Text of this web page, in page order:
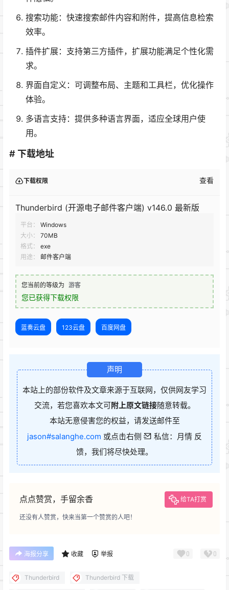
搜索功能：快速搜索邮件内容和附件，提高信息检索
效率。
插件扩展：支持第三方插件，扩展功能满足个性化需
求。
界面自定义：可调整布局、主题和工具栏，优化操作
体验。
多语言支持：提供多种语言界面，适应全球用户使
用。
# 下载地址
下载权限 查看
Thunderbird (开源电子邮件客户端) v146.0 最新版
平台：
Windows
大小：
70MB
格式：
exe
用途：
邮件客户端
您当前的等级为 游客
您已获得下载权限
蓝奏云盘 123云盘 百度网盘
声明
本站上的部份软件及文章来源于互联网，仅供网友学习
交流，若您喜欢本文可附上原文链接随意转载。
本站无意侵害您的权益，请发送邮件至
jason#salanghe.com 或点击右侧
私信：月情 反
馈，我们将尽快处理。
点点赞赏，手留余香 给TA打赏
还没有人赞赏，快来当第一个赞赏的人吧！
海报分享 收藏 举报 0 0
Thunderbird Thunderbird 下载